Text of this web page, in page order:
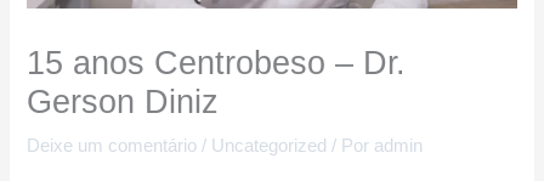
15 anos Centrobeso – Dr.
Gerson Diniz
Deixe um comentário / Uncategorized / Por admin